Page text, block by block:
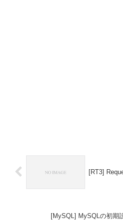
[RT3]
[MySQL] MySQLの初期